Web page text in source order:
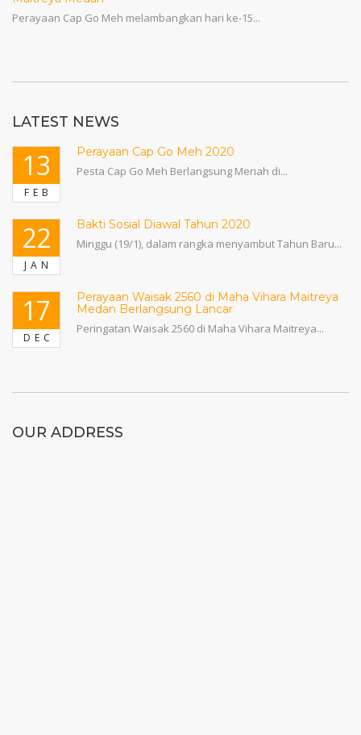
Perayaan Cap Go Meh melambangkan hari ke-15...
LATEST NEWS
13
FEB
Perayaan Cap Go Meh 2020
Pesta Cap Go Meh Berlangsung Meriah di...
22
JAN
Bakti Sosial Diawal Tahun 2020
Minggu (19/1), dalam rangka menyambut Tahun Baru...
17
DEC
Perayaan Waisak 2560 di Maha Vihara Maitreya
Medan Berlangsung Lancar
Peringatan Waisak 2560 di Maha Vihara Maitreya...
OUR ADDRESS